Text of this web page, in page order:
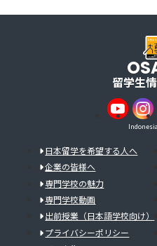
留学生
Indonesia
日本留学を希望する人へ
企業の皆様へ
専門学校の魅力
専門学校動画
出前授業（日本語学校向け）
プライバシーポリシー